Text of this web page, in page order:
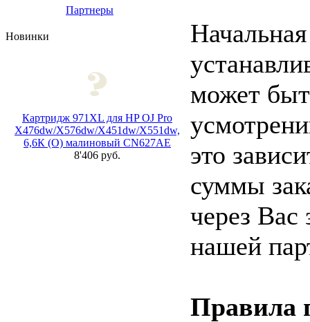
Партнеры
Новинки
Картридж 971XL для HP OJ Pro
X476dw/X576dw/X451dw/X551dw,
6,6К (O) малиновый CN627AE
8'406 руб.
может
это
суммы
через Вас
нашей
Правила